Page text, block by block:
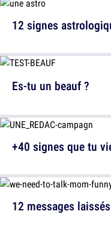
12 signes
12 messages
Es-tu un beauf ?
+40 signes que tu